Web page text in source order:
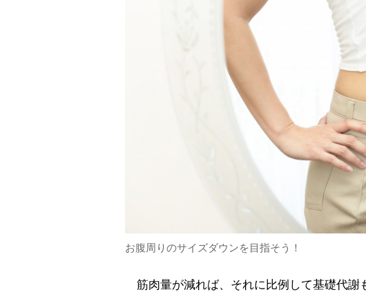
お腹周りのサイズダウンを目指そう！
筋肉量が減れば、それに比例して基礎代謝